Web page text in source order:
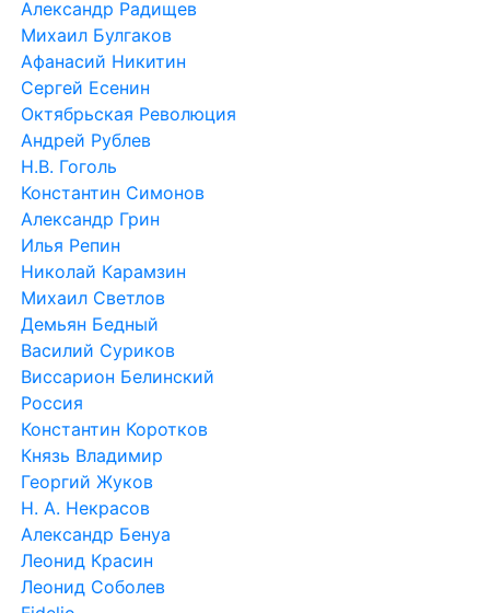
Афанасий Никитин
Сергей Есенин
Октябрьская Революция
Андрей Рублев
Н.В. Гоголь
Константин Симонов
Александр Грин
Илья Репин
Николай Карамзин
Михаил Светлов
Демьян Бедный
Василий Суриков
Виссарион Белинский
Россия
Константин Коротков
Князь Владимир
Георгий Жуков
Н. А. Некрасов
Александр Бенуа
Леонид Красин
Леонид Соболев
Fidelio
Bellejour